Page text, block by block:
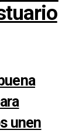
unen